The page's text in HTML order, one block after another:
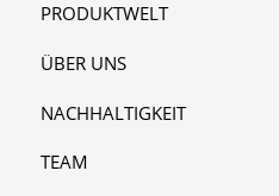
PRODUKTWELT
ÜBER UNS
NACHHALTIGKEIT
TEAM